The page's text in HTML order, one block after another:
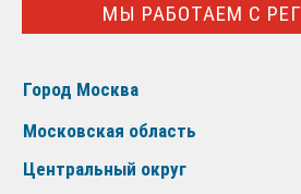
МЫ РАБОТАЕМ С
Город Москва
Московская область
Центральный округ